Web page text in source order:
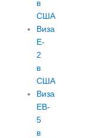
в
США
Виза
E-
2
в
США
Виза
EB-
5
в